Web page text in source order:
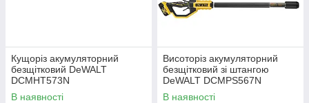
Кущоріз акумуляторний
безщітковий DeWALT
DCMHT573N
В наявності
Висоторіз акумуляторний
безщітковий зі штангою
DeWALT DCMPS567N
В наявності